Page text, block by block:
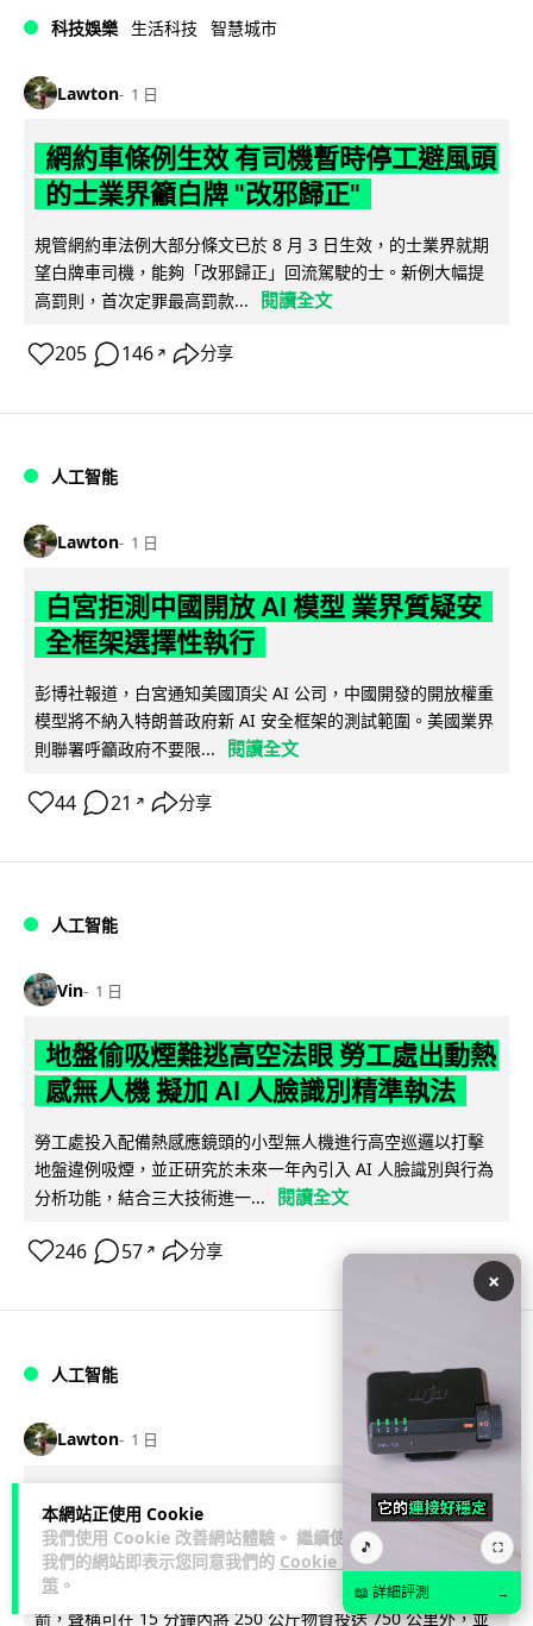
本網站正使用 Cookie
我們使用 Cookie 改善網站體驗。 繼續使用
我們的網站即表示您同意我們的 Cookie 政
策 。
科技娛樂 生活科技 智慧城市
Lawton 1 日
網約車條例生效 有司機暫時停工避風頭
的士業界籲白牌 "改邪歸正"
規管網約車法例大部分條文已於 8 月 3 日生效，的士業界就期
望白牌車司機，能夠「改邪歸正」回流駕駛的士。新例大幅提
高罰則，首次定罪最高罰款...
閱讀全文
205 146 ↗ 分享
人工智能
Lawton 1 日
白宮拒測中國開放 AI 模型 業界質疑安
全框架選擇性執行
彭博社報道，白宮通知美國頂尖 AI 公司，中國開發的開放權重
模型將不納入特朗普政府新 AI 安全框架的測試範圍。美國業界
則聯署呼籲政府不要限...
閱讀全文
44 21 ↗ 分享
人工智能
Vin 1 日
地盤偷吸煙難逃高空法眼 勞工處出動熱
感無人機 擬加 AI 人臉識別精準執法
勞工處投入配備熱感應鏡頭的小型無人機進行高空巡邏以打擊
地盤違例吸煙，並正研究於未來一年內引入 AI 人臉識別與行為
分析功能，結合三大技術進一...
閱讀全文
246 57 ↗ 分享
人工智能
Lawton 1 日
貨運火箭 沖繩飛台灣僅需 15 分鐘 Hop
Aero 將 550 磅貨物運送至 725 公里外
【真正用火箭送貨】美國初創 Hop Aero 公開自動駕駛貨運火
箭，聲稱可在 15 分鐘內將 250 公斤物資投送 750 公里外，並
×
🎵 ⛶
📖 詳細評測 →